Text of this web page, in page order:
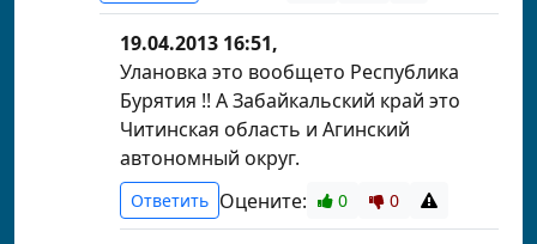
19.04.2013 16:51,
Улановка это вообщето Республика
Бурятия !! А Забайкальский край это
Читинская область и Агинский
автономный округ.
Ответить Оцените: 0 0